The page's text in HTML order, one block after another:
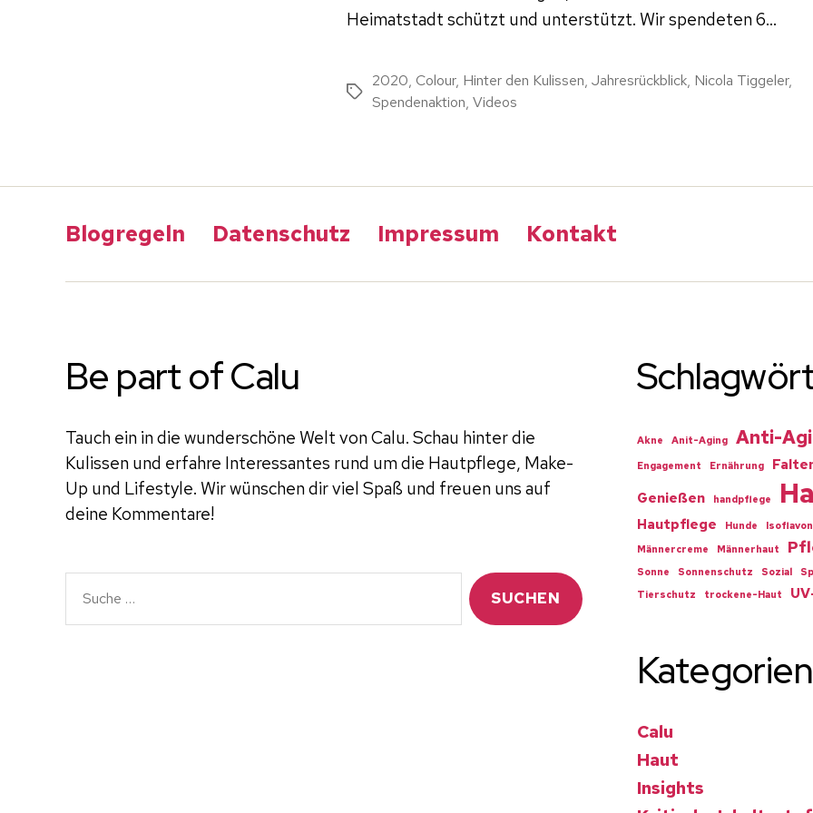
Heimatstadt schützt und unterstützt. Wir spendeten 6…
Schlagwörter
2020, Colour, Hinter den Kulissen, Jahresrückblick, Nicola Tiggeler,
Spendenaktion, Videos
Blogregeln Datenschutz Impressum Kontakt
Be part of Calu
Tauch ein in die wunderschöne Welt von Calu. Schau hinter die
Kulissen und erfahre Interessantes rund um die Hautpflege, Make-
Up und Lifestyle. Wir wünschen dir viel Spaß und freuen uns auf
deine Kommentare!
nach:
Akne Anit-Aging Anti-
Engagement Ernährung
Genießen
handpflege
Hautpflege Hunde
Isoflavon
Männercreme
Männerhaut
Sonne Sonnenschutz Sozial
Tierschutz
trockene-Haut
Kategorien
Calu
Haut
Insights